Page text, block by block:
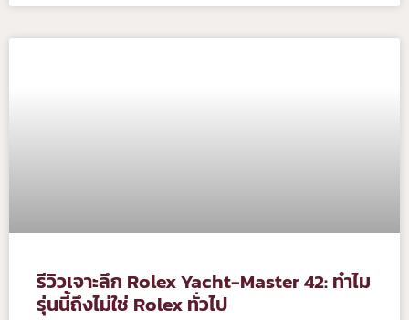
รีวิวเจาะลึก Rolex Yacht-Master 42: ทำไม
รุ่นนี้ถึงไม่ใช่ Rolex ทั่วไป